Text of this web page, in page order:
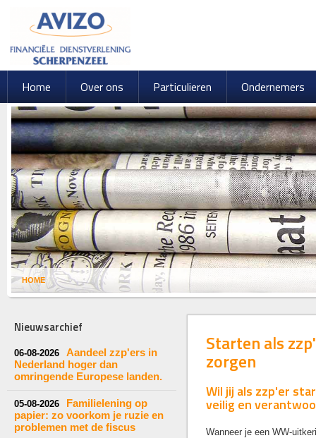
HOME
Home Over ons Particulieren Ondernemers
Nieuwsarchief
06-08-2026
Aandeel zzp'ers in
Nederland hoger dan
omringende Europese landen.
05-08-2026
Familielening op
papier: zo voorkom je ruzie en
problemen met de fiscus
Starten als
zorgen
Wil jij als zzp'er
veilig en
Wanneer je een WW-